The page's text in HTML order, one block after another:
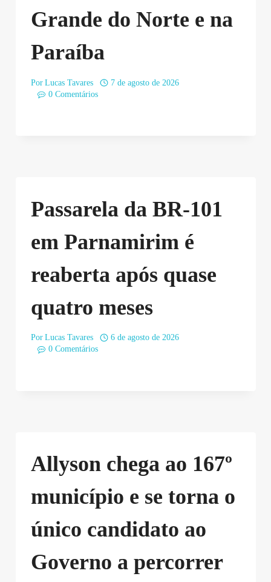
Grande do Norte e na
Paraíba
Por Lucas Tavares
7 de agosto de 2026
0 Comentários
Passarela da BR-101
em Parnamirim é
reaberta após quase
quatro meses
Por Lucas Tavares
6 de agosto de 2026
0 Comentários
Allyson chega ao 167º
município e se torna o
único candidato ao
Governo a percorrer